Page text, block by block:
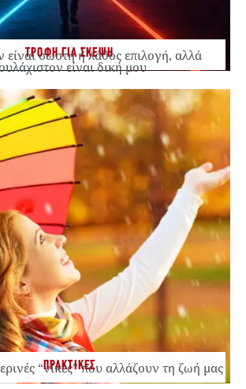
ΤΡΟΦΗ ΓΙΑ ΣΚΕΨΗ
είναι σωστή ή λάθος επιλογή, αλλά
είναι δική μου
ΠΡΑΚΤΙΚΕΣ
“νίκες” που αλλάζουν τη ζωή μας